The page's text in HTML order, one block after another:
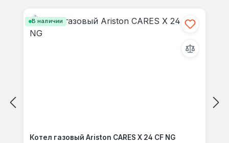
В наличии
Котел газовый Ariston CARES X 24 CF NG